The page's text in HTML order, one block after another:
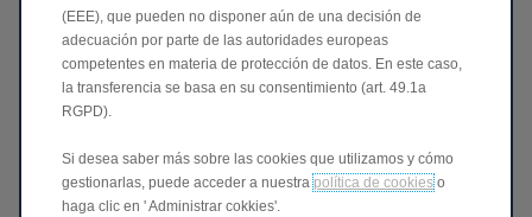
siguientes finalidades:
¡Sube a bordo!
Acepto
Si deseas dar tu consentimiento para
(EEE), que pueden no disponer aún de una decisión de
adecuación por parte de las autoridades europeas
competentes en materia de protección de datos. En este caso,
la transferencia se basa en su consentimiento (art. 49.1a
RGPD).
Si desea saber más sobre las cookies que utilizamos y cómo
gestionarlas, puede acceder a nuestrapolítica de cookieso
haga clic en ' Administrar cokkies'.